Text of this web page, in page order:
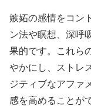
嫉妬の感情をコン
ン法や瞑想、深呼
果的です。これら
やかにし、ストレ
ジティブなアファ
感を高めることが